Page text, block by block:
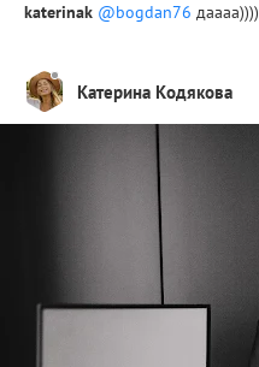
katerinak @bogdan76 даааа))))
Катерина Кодякова